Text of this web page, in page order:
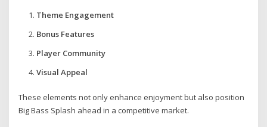
Theme Engagement
Bonus Features
Player Community
Visual Appeal
These elements not only enhance enjoyment but also position
Big Bass Splash ahead in a competitive market.